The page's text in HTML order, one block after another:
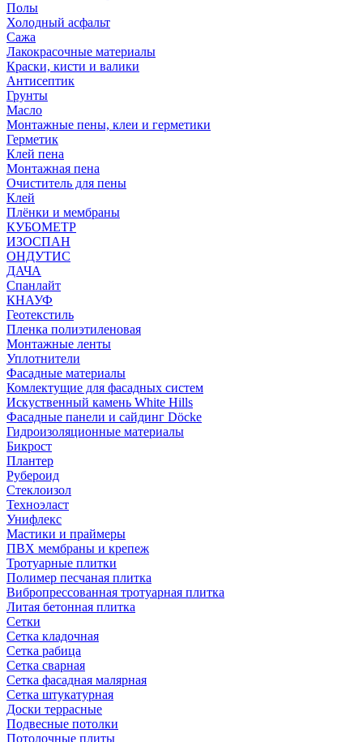
Полы
Холодный асфальт
Сажа
Лакокрасочные материалы
Краски, кисти и валики
Антисептик
Грунты
Масло
Монтажные пены, клеи и герметики
Герметик
Клей пена
Монтажная пена
Очиститель для пены
Клей
Плёнки и мембраны
КУБОМЕТР
ИЗОСПАН
ОНДУТИС
ДАЧА
Спанлайт
КНАУФ
Геотекстиль
Пленка полиэтиленовая
Монтажные ленты
Уплотнители
Фасадные материалы
Комлектущие для фасадных систем
Искуственный камень White Hills
Фасадные панели и сайдинг Döcke
Гидроизоляционные материалы
Бикрост
Плантер
Рубероид
Стеклоизол
Техноэласт
Унифлекс
Мастики и праймеры
ПВХ мембраны и крепеж
Тротуарные плитки
Полимер песчаная плитка
Вибропрессованная тротуарная плитка
Литая бетонная плитка
Сетки
Сетка кладочная
Сетка рабица
Сетка сварная
Сетка фасадная малярная
Сетка штукатурная
Доски террасные
Подвесные потолки
Потолочные плиты